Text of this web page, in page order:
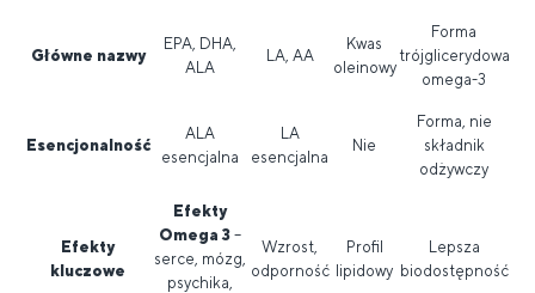
Główne nazwy
EPA, DHA,
ALA
LA, AA
Kwas
oleinowy
Forma
trójglicerydowa
omega-3
Esencjonalność
ALA
esencjalna
LA
esencjalna
Nie
Forma, nie
składnik
odżywczy
Efekty
kluczowe
Efekty
Omega 3–
serce, mózg,
psychika,
Wzrost,
odporność
Profil
lipidowy
Lepsza
biodostępność